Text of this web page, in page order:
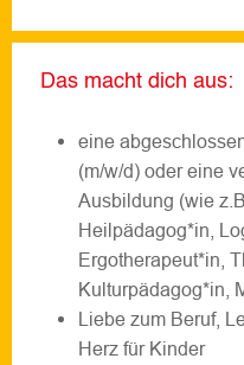
Das macht dich aus:
eine
(m/w/d) oder eine
Ausbildung (wie
Heilpädagog*in,
Ergotherapeut*in,
Kulturpädagog*in,
Liebe zum Beruf,
Herz für Kinder